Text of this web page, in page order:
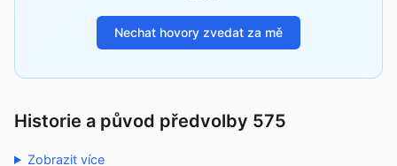
Nechat hovory zvedat za mě
Historie a původ předvolby 575
Zobrazit více